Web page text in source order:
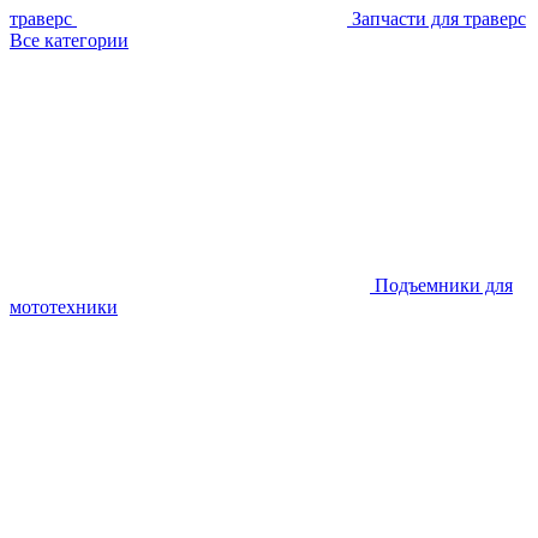
траверс
Запчасти для траверс
Все категории
Подъемники для
мототехники